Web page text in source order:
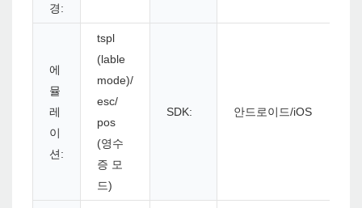
경:
에
뮬
레
이
션:
tspl
(lable
mode)/
esc/
pos
(영수
증 모
드)
SDK: 안드로이드/iOS